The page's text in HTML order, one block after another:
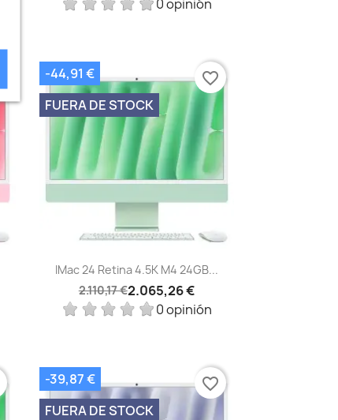
Vista rápida
IMac 24 Retina 4.5K M4 24GB...
2.110,17 €2.065,26 €
0 opinión
-44,91 €
FUERA DE STOCK
favorite_border
-39,87 €
FUERA DE STOCK
favorite_border